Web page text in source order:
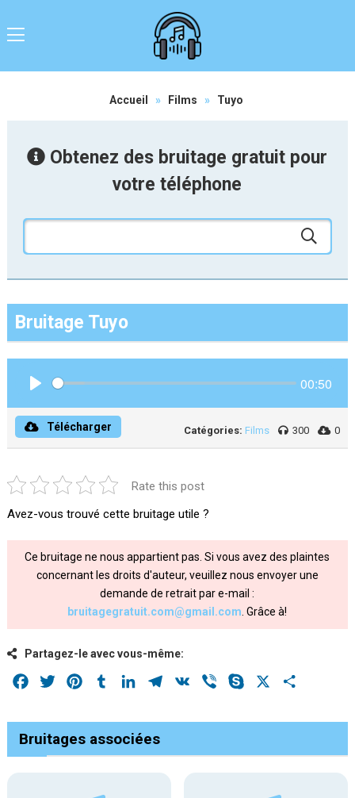
Accueil » Films » Tuyo
Obtenez des bruitage gratuit pour
votre téléphone
Bruitage Tuyo
00:50
Télécharger Catégories: Films 300 0
Rate this post
Avez-vous trouvé cette bruitage utile ?
Ce bruitage ne nous appartient pas. Si vous avez des plaintes
concernant les droits d'auteur, veuillez nous envoyer une
demande de retrait par e-mail :
bruitagegratuit.com@gmail.com . Grâce à!
Partagez-le avec vous-même:
Facebook
Twitter PinterestTumblrLinkedInTelegram
VK Viber Skype
Bruitages associées